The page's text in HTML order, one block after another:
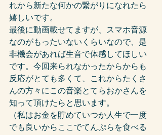
れから新たな何かの繋がりになれたら
嬉しいです。
最後に動画載せてますが、スマホ音源
なのがもったいないくらいなので、是
非機会があれば生音で体感してほしい
です。今回来られなかったからからも
反応がとても多くて、これからたくさ
んの方々にこの音楽とてらおかさんを
知って頂けたらと思います。
（私はお金を貯めていつか人生で一度
でも良いからここでてんぷらを食べる